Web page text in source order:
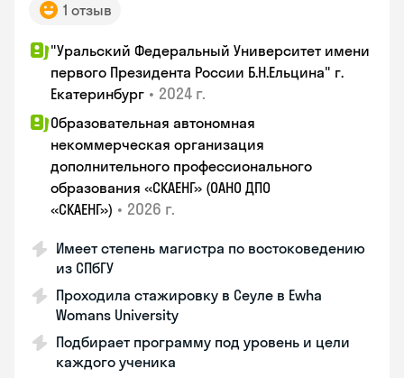
1 отзыв
"Уральский Федеральный Университет имени
первого Президента России Б.Н.Ельцина" г.
Екатеринбург • 2024 г.
Образовательная автономная
некоммерческая организация
дополнительного профессионального
образования «СКАЕНГ» (ОАНО ДПО
«СКАЕНГ») • 2026 г.
Имеет степень магистра по востоковедению
из СПбГУ
Проходила стажировку в Сеуле в Ewha
Womans University
Подбирает программу под уровень и цели
каждого ученика